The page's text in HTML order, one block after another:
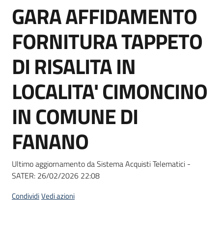
Bandi
e
di
Supporto
Piattaforme
telematiche
Salta al contenuto
GARA AFFIDAMENTO
FORNITURA TAPPETO
DI RISALITA IN
LOCALITA' CIMONCINO
IN COMUNE DI
FANANO
Ultimo aggiornamento da Sistema Acquisti Telematici -
SATER: 26/02/2026 22:08
CondividiVedi azioni